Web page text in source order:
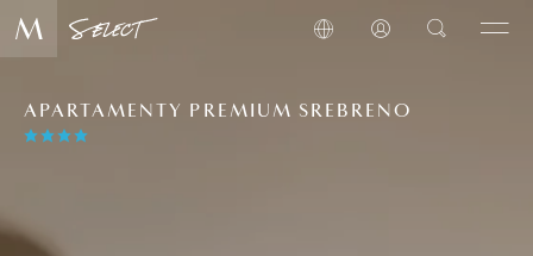
APARTAMENTY PREMIUM SREBRENO